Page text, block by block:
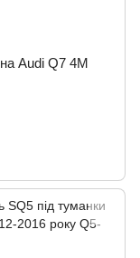
Audi Q7 4M